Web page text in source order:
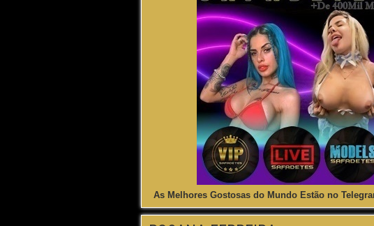
As Melhores Gostosas do Mundo Estão no